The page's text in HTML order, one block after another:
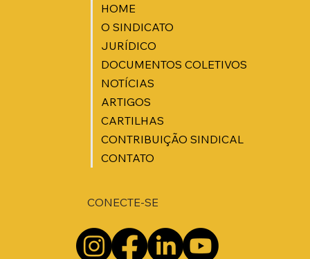
HOME
O SINDICATO
JURÍDICO
DOCUMENTOS COLETIVOS
NOTÍCIAS
ARTIGOS
CARTILHAS
CONTRIBUIÇÃO SINDICAL
CONTATO
CONECTE-SE